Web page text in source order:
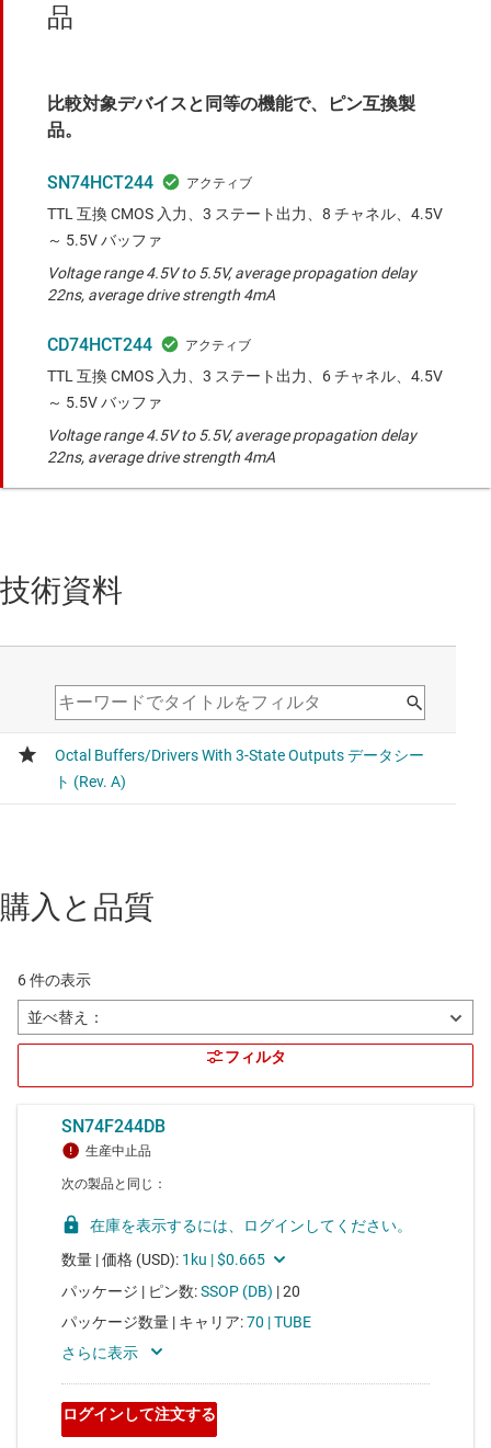
品
比較対象デバイスと同等の機能で、ピン互換製
品。
SN74HCT244
TTL 互換 CMOS 入力、3 ステート出力、8 チャネル、4.5V
～ 5.5V バッファ
Voltage range 4.5V to 5.5V, average propagation delay
22ns, average drive strength 4mA
CD74HCT244
TTL 互換 CMOS 入力、3 ステート出力、6 チャネル、4.5V
～ 5.5V バッファ
Voltage range 4.5V to 5.5V, average propagation delay
22ns, average drive strength 4mA
技術資料
購入と品質